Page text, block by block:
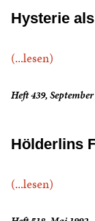
Hysterie
(...lesen)
Heft 439,
Hölderlins
(...lesen)